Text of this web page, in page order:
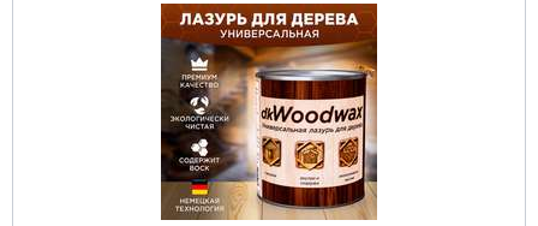
В корзину
Подробнее